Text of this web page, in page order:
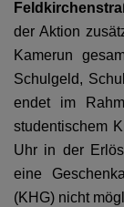
der Aktion
Kamerun
Schulgeld,
endet im
studentischem
Uhr in der
eine
(KHG) nicht